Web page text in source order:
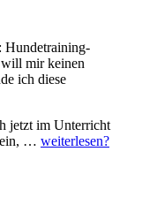
Hundetraining-
mir keinen
ich diese
jetzt im Unterricht
… weiterlesen?